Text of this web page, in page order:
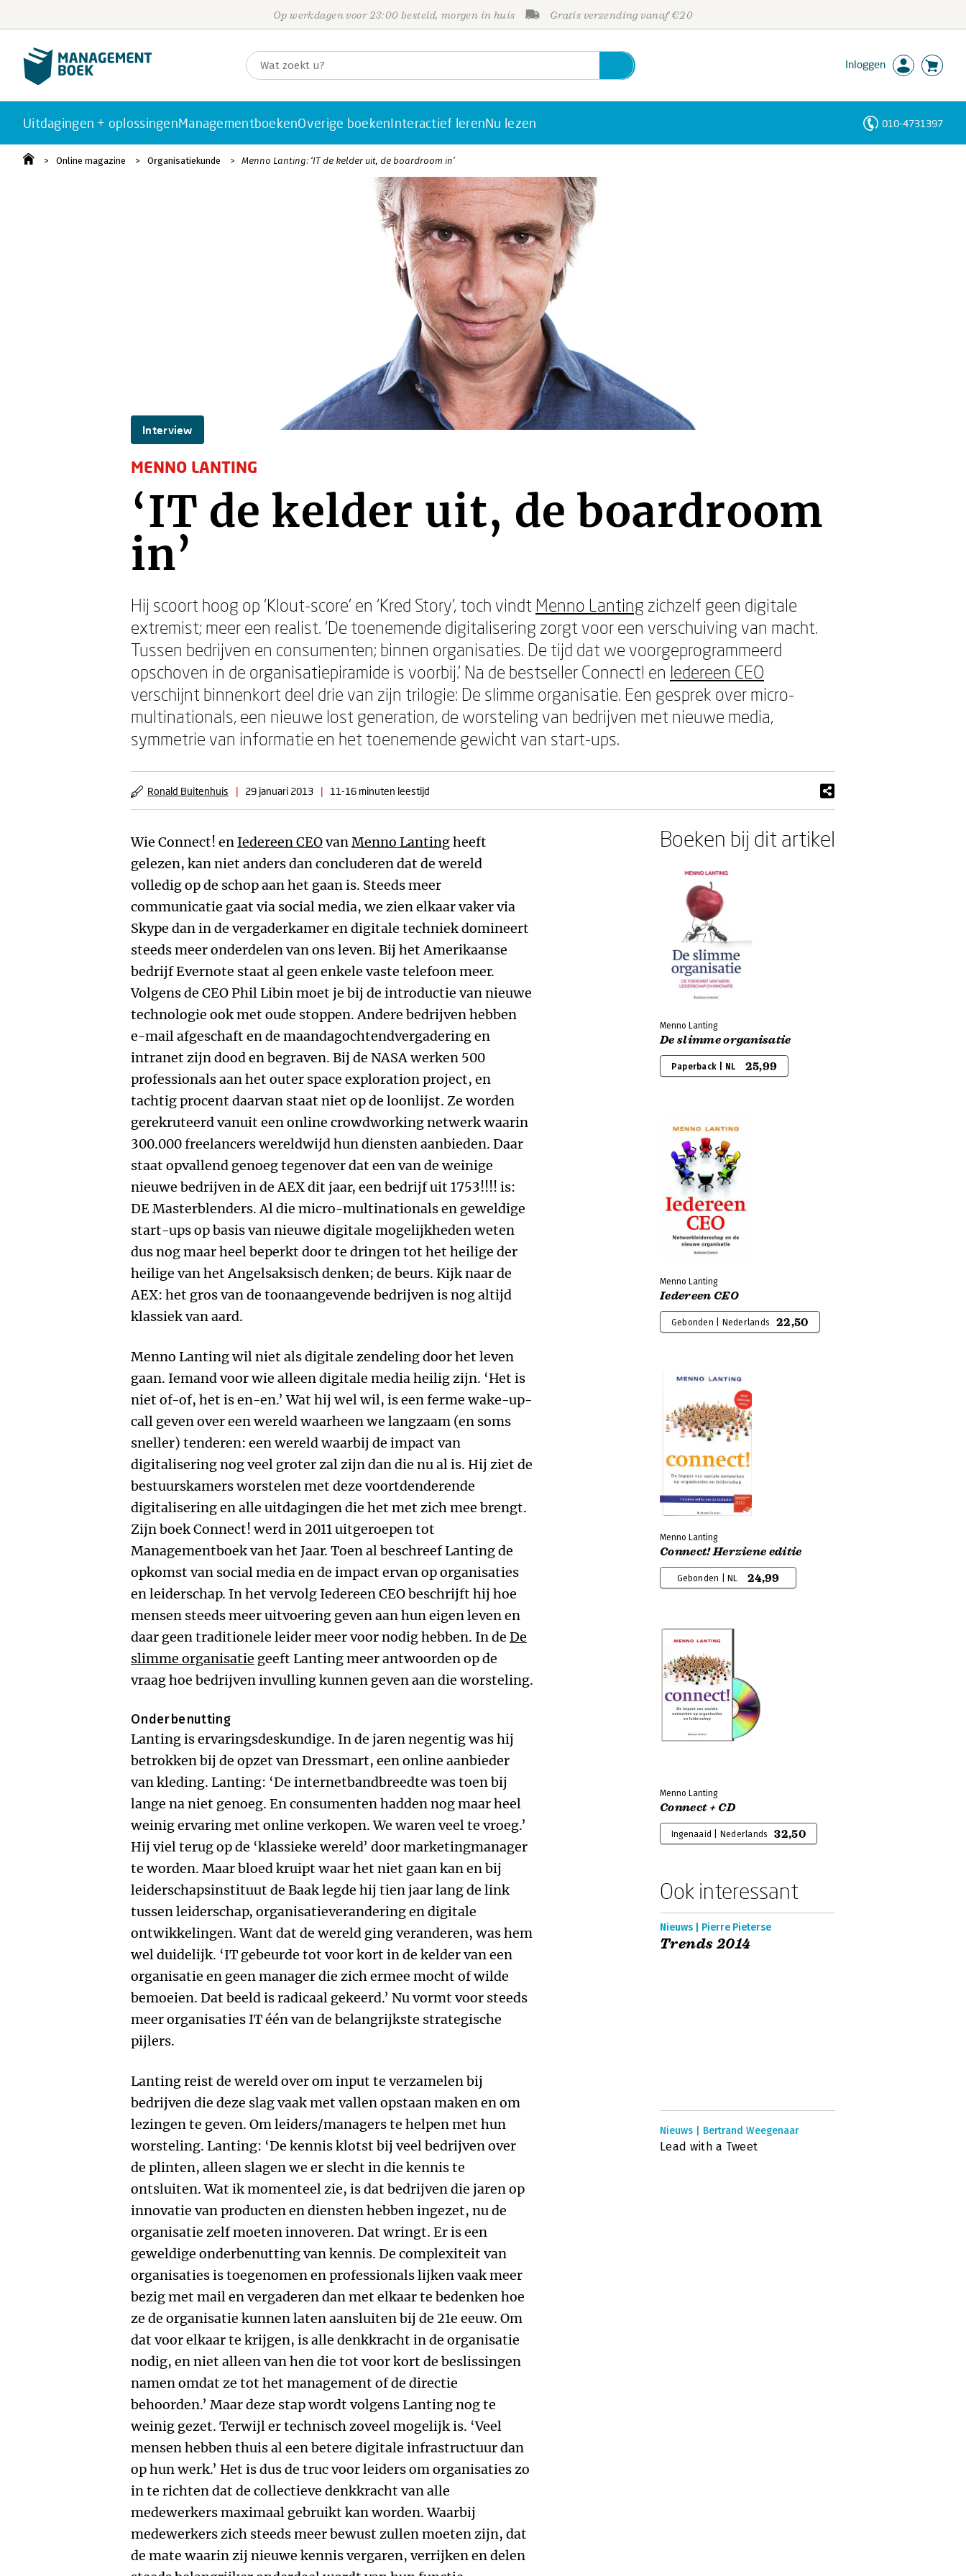
Op werkdagen voor 23:00 besteld, morgen in huis Gratis verzending vanaf €20
Inloggen
Uitdagingen + oplossingenManagementboekenOverige boekenInteractief lerenNu lezen 010-4731397
Online magazine Organisatiekunde Menno Lanting: ‘IT de kelder uit, de boardroom in’
Interview
MENNO LANTING
‘IT de kelder uit, de boardroom
in’
Hij scoort hoog op ‘Klout-score’ en ‘Kred Story’, toch vindt Menno Lanting zichzelf geen digitale
extremist; meer een realist. ‘De toenemende digitalisering zorgt voor een verschuiving van macht.
Tussen bedrijven en consumenten; binnen organisaties. De tijd dat we voorgeprogrammeerd
opschoven in de organisatiepiramide is voorbij.’ Na de bestseller Connect! en Iedereen CEO
verschijnt binnenkort deel drie van zijn trilogie: De slimme organisatie. Een gesprek over micro-
multinationals, een nieuwe lost generation, de worsteling van bedrijven met nieuwe media,
symmetrie van informatie en het toenemende gewicht van start-ups.
Ronald Buitenhuis | 29 januari 2013 | 11-16 minuten leestijd
Wie Connect! en Iedereen CEOvanMenno Lantingheeft
gelezen, kan niet anders dan concluderen dat de wereld
volledig op de schop aan het gaan is. Steeds meer
communicatie gaat via social media, we zien elkaar vaker via
Skype dan in de vergaderkamer en digitale techniek domineert
steeds meer onderdelen van ons leven. Bij het Amerikaanse
bedrijf Evernote staat al geen enkele vaste telefoon meer.
Volgens de CEO Phil Libin moet je bij de introductie van nieuwe
technologie ook met oude stoppen. Andere bedrijven hebben
e-mail afgeschaft en de maandagochtendvergadering en
intranet zijn dood en begraven. Bij de NASA werken 500
professionals aan het outer space exploration project, en
tachtig procent daarvan staat niet op de loonlijst. Ze worden
gerekruteerd vanuit een online crowdworking netwerk waarin
300.000 freelancers wereldwijd hun diensten aanbieden. Daar
staat opvallend genoeg tegenover dat een van de weinige
nieuwe bedrijven in de AEX dit jaar, een bedrijf uit 1753!!!! is:
DE Masterblenders. Al die micro-multinationals en geweldige
start-ups op basis van nieuwe digitale mogelijkheden weten
dus nog maar heel beperkt door te dringen tot het heilige der
heilige van het Angelsaksisch denken; de beurs. Kijk naar de
AEX: het gros van de toonaangevende bedrijven is nog altijd
klassiek van aard.
Menno Lanting wil niet als digitale zendeling door het leven
gaan. Iemand voor wie alleen digitale media heilig zijn. ‘Het is
niet of-of, het is en-en.’ Wat hij wel wil, is een ferme wake-up-
call geven over een wereld waarheen we langzaam (en soms
sneller) tenderen: een wereld waarbij de impact van
digitalisering nog veel groter zal zijn dan die nu al is. Hij ziet de
bestuurskamers worstelen met deze voortdenderende
digitalisering en alle uitdagingen die het met zich mee brengt.
Zijn boek Connect! werd in 2011 uitgeroepen tot
Managementboek van het Jaar. Toen al beschreef Lanting de
opkomst van social media en de impact ervan op organisaties
en leiderschap. In het vervolg Iedereen CEO beschrijft hij hoe
mensen steeds meer uitvoering geven aan hun eigen leven en
daar geen traditionele leider meer voor nodig hebben. In de De
slimme organisatie geeft Lanting meer antwoorden op de
vraag hoe bedrijven invulling kunnen geven aan die worsteling.
Onderbenutting
Lanting is ervaringsdeskundige. In de jaren negentig was hij
betrokken bij de opzet van Dressmart, een online aanbieder
van kleding. Lanting: ‘De internetbandbreedte was toen bij
lange na niet genoeg. En consumenten hadden nog maar heel
weinig ervaring met online verkopen. We waren veel te vroeg.’
Hij viel terug op de ‘klassieke wereld’ door marketingmanager
te worden. Maar bloed kruipt waar het niet gaan kan en bij
leiderschapsinstituut de Baak legde hij tien jaar lang de link
tussen leiderschap, organisatieverandering en digitale
ontwikkelingen. Want dat de wereld ging veranderen, was hem
wel duidelijk. ‘IT gebeurde tot voor kort in de kelder van een
organisatie en geen manager die zich ermee mocht of wilde
bemoeien. Dat beeld is radicaal gekeerd.’ Nu vormt voor steeds
meer organisaties IT één van de belangrijkste strategische
pijlers.
Lanting reist de wereld over om input te verzamelen bij
bedrijven die deze slag vaak met vallen opstaan maken en om
lezingen te geven. Om leiders/managers te helpen met hun
worsteling. Lanting: ‘De kennis klotst bij veel bedrijven over
de plinten, alleen slagen we er slecht in die kennis te
ontsluiten. Wat ik momenteel zie, is dat bedrijven die jaren op
innovatie van producten en diensten hebben ingezet, nu de
organisatie zelf moeten innoveren. Dat wringt. Er is een
geweldige onderbenutting van kennis. De complexiteit van
organisaties is toegenomen en professionals lijken vaak meer
bezig met mail en vergaderen dan met elkaar te bedenken hoe
ze de organisatie kunnen laten aansluiten bij de 21e eeuw. Om
dat voor elkaar te krijgen, is alle denkkracht in de organisatie
nodig, en niet alleen van hen die tot voor kort de beslissingen
namen omdat ze tot het management of de directie
behoorden.’ Maar deze stap wordt volgens Lanting nog te
weinig gezet. Terwijl er technisch zoveel mogelijk is. ‘Veel
mensen hebben thuis al een betere digitale infrastructuur dan
op hun werk.’ Het is dus de truc voor leiders om organisaties zo
in te richten dat de collectieve denkkracht van alle
medewerkers maximaal gebruikt kan worden. Waarbij
medewerkers zich steeds meer bewust zullen moeten zijn, dat
de mate waarin zij nieuwe kennis vergaren, verrijken en delen
Boeken bij dit artikel
Menno Lanting
De slimme organisatie
Paperback | NL 25,99
Menno Lanting
Iedereen CEO
Gebonden | Nederlands 22,50
Menno Lanting
Connect! Herziene editie
Gebonden | NL 24,99
Menno Lanting
Connect + CD
Ingenaaid | Nederlands 32,50
Ook interessant
Nieuws | Pierre Pieterse
Trends 2014
Nieuws | Bertrand Weegenaar
Lead with a Tweet
Personen